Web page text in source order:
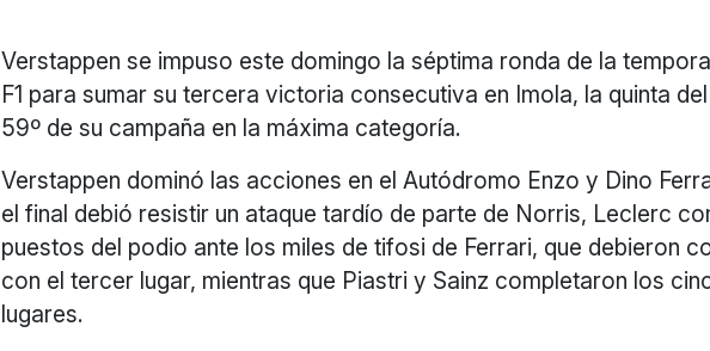
Verstappen se impuso este domingo la séptima ronda de la
F1 para sumar su tercera victoria consecutiva en Imola, la quinta
59º de su campaña en la máxima categoría.
Verstappen dominó las acciones en el Autódromo Enzo y Dino
el final debió resistir un ataque tardío de parte de Norris, Leclerc
puestos del podio ante los miles de tifosi de Ferrari, que debieron
con el tercer lugar, mientras que Piastri y Sainz completaron los
lugares.